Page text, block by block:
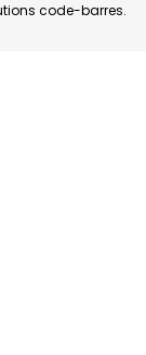
code-barres.